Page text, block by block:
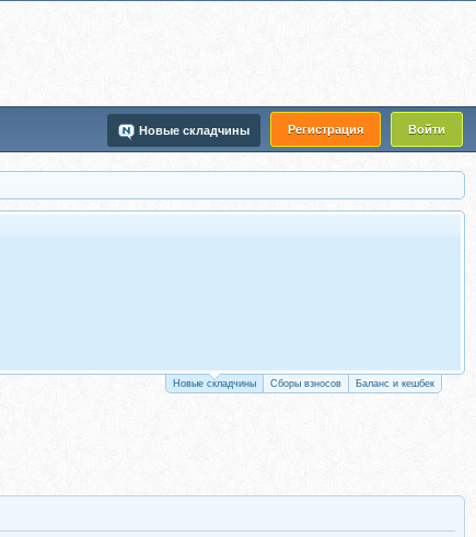
Регистрация Войти
Новые складчины
Новые складчины Сборы взносов Баланс и кешбек